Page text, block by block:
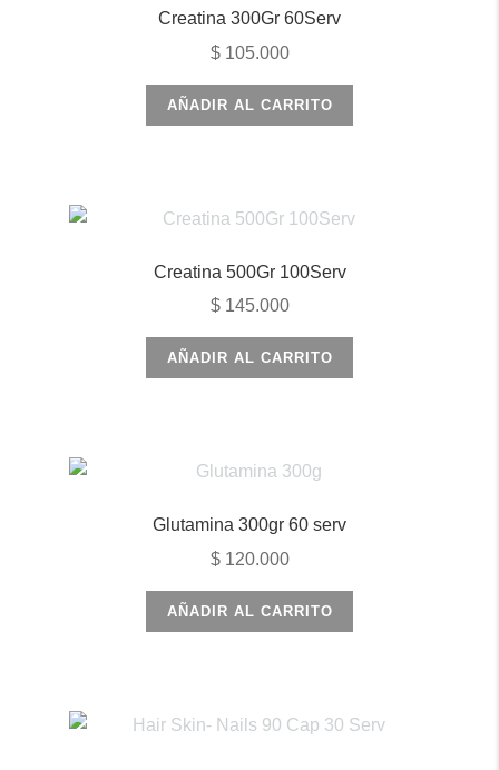
Creatina 300Gr 60Serv
$105.000
AÑADIR AL CARRITO
Creatina 500Gr 100Serv
$145.000
AÑADIR AL CARRITO
Glutamina 300gr 60 serv
$120.000
AÑADIR AL CARRITO